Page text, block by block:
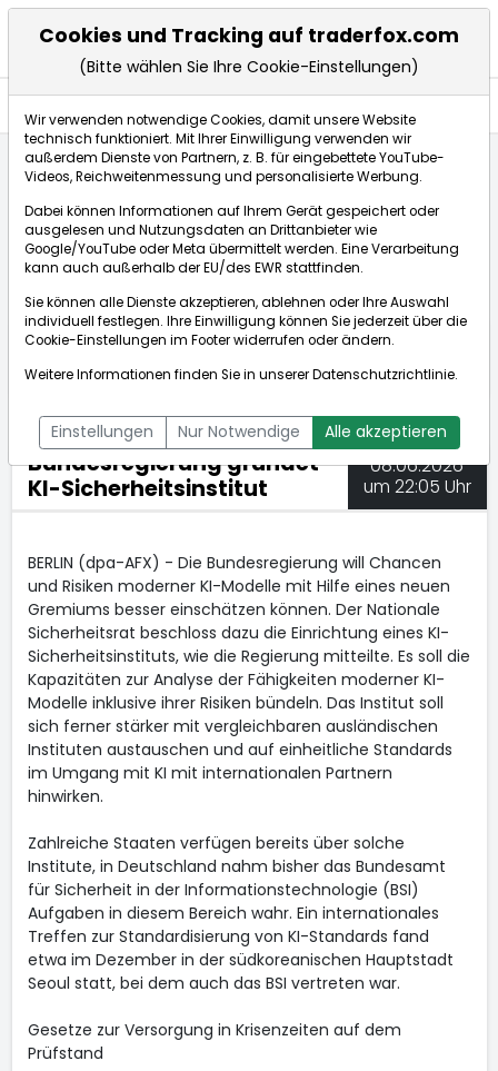
Bundesregierung gründet KI-Sicherheitsinstitut
dpa-AFX Compact
ÜBERSICHT DPA-AFX PROFEED
DPA-AFX COMPACT
NEWSBOT
Bundesregierung gründet
KI-Sicherheitsinstitut
08.06.2026
um 22:05 Uhr
BERLIN (dpa-AFX) - Die Bundesregierung will Chancen
und Risiken moderner KI-Modelle mit Hilfe eines neuen
Gremiums besser einschätzen können. Der Nationale
Sicherheitsrat beschloss dazu die Einrichtung eines KI-
Sicherheitsinstituts, wie die Regierung mitteilte. Es soll die
Kapazitäten zur Analyse der Fähigkeiten moderner KI-
Modelle inklusive ihrer Risiken bündeln. Das Institut soll
sich ferner stärker mit vergleichbaren ausländischen
Instituten austauschen und auf einheitliche Standards
im Umgang mit KI mit internationalen Partnern
hinwirken.
Zahlreiche Staaten verfügen bereits über solche
Institute, in Deutschland nahm bisher das Bundesamt
für Sicherheit in der Informationstechnologie (BSI)
Aufgaben in diesem Bereich wahr. Ein internationales
Treffen zur Standardisierung von KI-Standards fand
etwa im Dezember in der südkoreanischen Hauptstadt
Seoul statt, bei dem auch das BSI vertreten war.
Gesetze zur Versorgung in Krisenzeiten auf dem
Prüfstand
Cookies und Tracking auf traderfox.com
(Bitte wählen Sie Ihre Cookie-Einstellungen)
Wir verwenden notwendige Cookies, damit unsere Website
technisch funktioniert. Mit Ihrer Einwilligung verwenden wir
außerdem Dienste von Partnern, z. B. für eingebettete YouTube-
Videos, Reichweitenmessung und personalisierte Werbung.
Dabei können Informationen auf Ihrem Gerät gespeichert oder
ausgelesen und Nutzungsdaten an Drittanbieter wie
Google/YouTube oder Meta übermittelt werden. Eine Verarbeitung
kann auch außerhalb der EU/des EWR stattfinden.
Sie können alle Dienste akzeptieren, ablehnen oder Ihre Auswahl
individuell festlegen. Ihre Einwilligung können Sie jederzeit über die
Cookie-Einstellungen im Footer widerrufen oder ändern.
Weitere Informationen finden Sie in unsererDatenschutzrichtlinie.
Einstellungen Nur Notwendige Alle akzeptieren